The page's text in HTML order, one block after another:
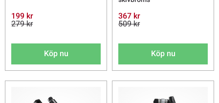
199 kr
279 kr
Köp nu
367 kr
509 kr
Köp nu